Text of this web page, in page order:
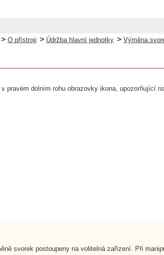
> O přístroji > Údržba hlavní jednotky > Výměna
pravém dolním rohu obrazovky ikona, upozorňující
svorek postoupeny na volitelná zařízení. Při